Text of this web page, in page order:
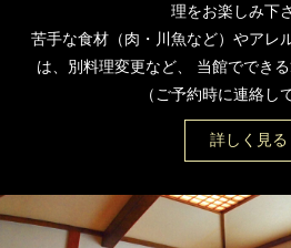
理をお楽しみ下
苦手な食材（肉・川魚など）やアレ
は、別料理変更など、 当館ででき
（ご予約時に連絡し
詳しく見る